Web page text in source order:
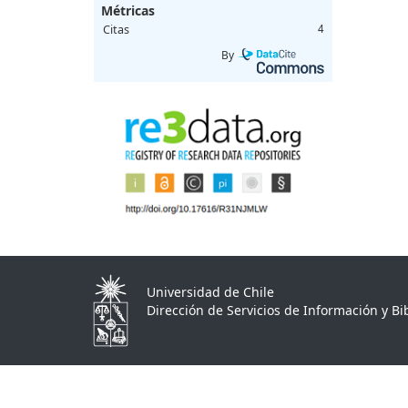
Métricas
Citas 4
By
Universidad de Chile
Dirección de Servicios de Información y